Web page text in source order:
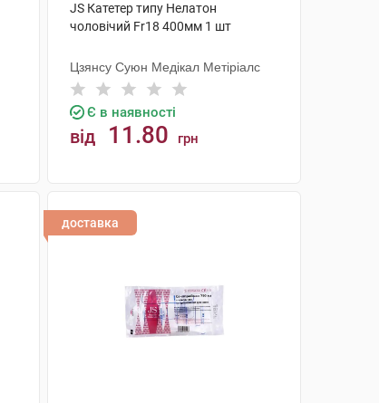
JS Катетер типу Нелатон
чоловічий Fr18 400мм 1 шт
Цзянсу Суюн Медікал Метіріалс
Є в наявності
від 11.80 грн
доставка